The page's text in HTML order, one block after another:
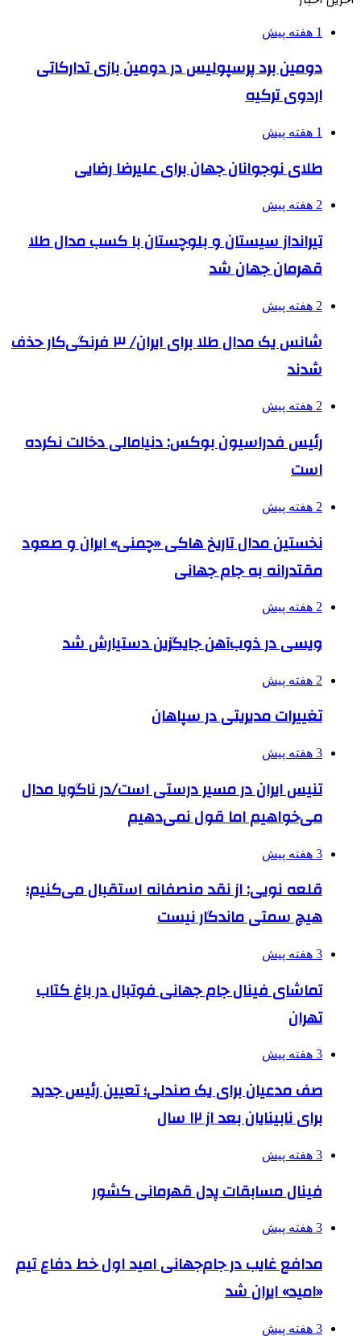
1 هفته پیش
دومین برد پرسپولیس در دومین بازی تدارکاتی
اردوی ترکیه
1 هفته پیش
طلای نوجوانان جهان برای علیرضا رضایی
2 هفته پیش
تیرانداز سیستان و بلوچستان با کسب مدال طلا
قهرمان جهان شد
2 هفته پیش
شانس یک مدال طلا برای ایران/ ۳ فرنگی‌کار حذف
شدند
2 هفته پیش
رئیس فدراسیون بوکس: دنیامالی دخالت نکرده
است
2 هفته پیش
نخستین مدال تاریخ هاکی «چمنی» ایران و صعود
مقتدرانه به جام جهانی
2 هفته پیش
ویسی در ذوب‌آهن جایگزین دستیارش شد
2 هفته پیش
تغییرات مدیریتی در سپاهان
3 هفته پیش
تنیس ایران در مسیر درستی است/در ناگویا مدال
می‌خواهیم اما قول نمی‌دهیم
3 هفته پیش
قلعه نویی: از نقد منصفانه استقبال می‌کنیم؛
هیچ سمتی ماندگار نیست
3 هفته پیش
تماشای فینال جام جهانی فوتبال در باغ کتاب
تهران
3 هفته پیش
صف مدعیان برای یک صندلی؛ تعیین رئیس جدید
برای نابینایان بعد از ۱۲ سال
3 هفته پیش
فینال مسابقات پدل قهرمانی کشور
3 هفته پیش
مدافع غایب در جام‌جهانی امید اول خط دفاع تیم
«امید» ایران شد
3 هفته پیش